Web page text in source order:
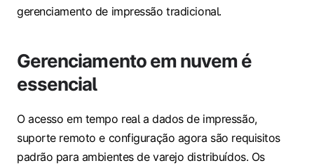
gerenciamento de impressão tradicional.
Gerenciamento em nuvem é
essencial
O acesso em tempo real a dados de impressão,
suporte remoto e configuração agora são requisitos
padrão para ambientes de varejo distribuídos. Os